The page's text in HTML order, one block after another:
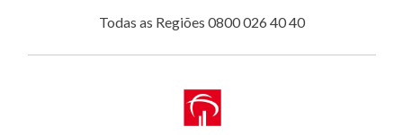
Todas as Regiões 0800 026 40 40